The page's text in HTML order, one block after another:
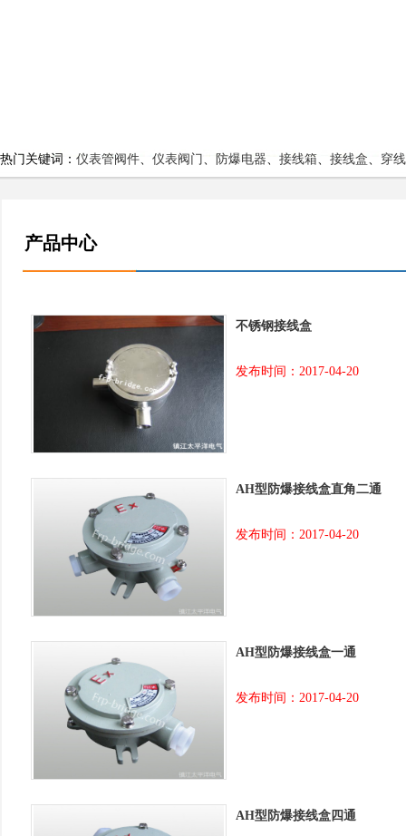
热门关键词： 仪表管阀件、 仪表阀门 、 防爆电器、 接线箱、 接线盒、 穿
产品中心
不锈钢接线盒
发布时间：2017-04-20
AH型防爆接线盒直角二通
发布时间：2017-04-20
AH型防爆接线盒一通
发布时间：2017-04-20
AH型防爆接线盒四通